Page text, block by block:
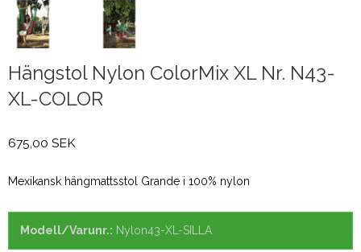
Hängstol Nylon ColorMix XL Nr. N43-
XL-COLOR
675,00 SEK
Mexikansk hängmattsstol Grande i 100% nylon
Modell/Varunr.: Nylon43-XL-SILLA